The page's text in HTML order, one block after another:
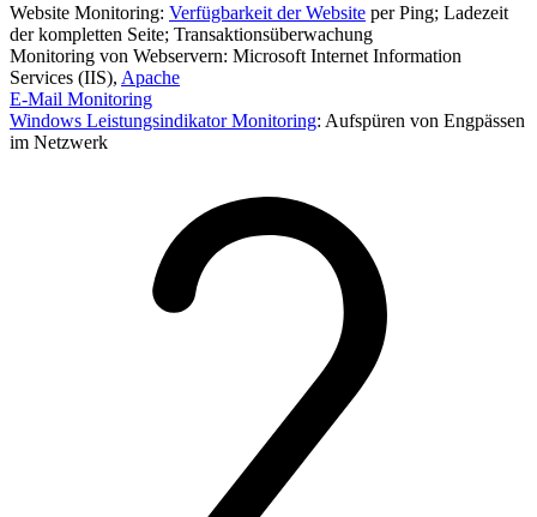
Website Monitoring: Verfügbarkeit der Website per Ping; Ladezeit
der kompletten Seite; Transaktionsüberwachung
Monitoring von Webservern: Microsoft Internet Information
Services (IIS), Apache
E-Mail Monitoring
Windows Leistungsindikator Monitoring: Aufspüren von Engpässen
im Netzwerk